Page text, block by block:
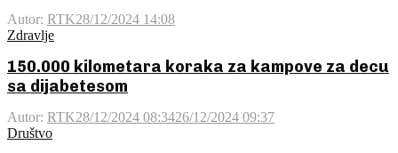
Autor: RTK28/12/2024 14:08
Zdravlje
150.000 kilometara koraka za kampove za decu
sa dijabetesom
Autor: RTK28/12/2024 08:3426/12/2024 09:37
Društvo